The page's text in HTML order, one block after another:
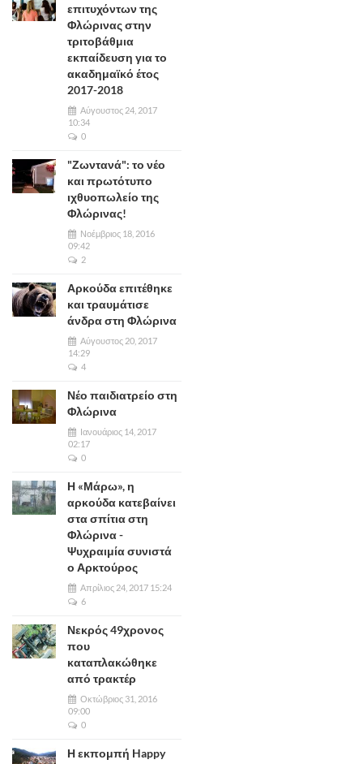
επιτυχόντων της
Φλώρινας στην
τριτοβάθμια
εκπαίδευση για το
ακαδημαϊκό έτος
2017-2018
Αύγουστος 24, 2017
10:34
0
"Ζωντανά": το νέο
και πρωτότυπο
ιχθυοπωλείο της
Φλώρινας!
Νοέμβριος 18, 2016
09:42
2
Αρκούδα επιτέθηκε
και τραυμάτισε
άνδρα στη Φλώρινα
Αύγουστος 20, 2017
14:29
4
Νέο παιδιατρείο στη
Φλώρινα
Ιανουάριος 14, 2017
02:17
0
Η «Μάρω», η
αρκούδα κατεβαίνει
στα σπίτια στη
Φλώρινα -
Ψυχραιμία συνιστά
ο Αρκτούρος
Απρίλιος 24, 2017 15:24
6
Νεκρός 49χρονος
που
καταπλακώθηκε
από τρακτέρ
Οκτώβριος 31, 2016
09:00
0
Η εκπομπή Happy